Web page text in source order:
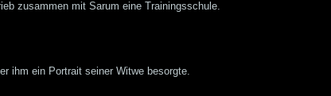
zusammen mit Sarum eine Trainingsschule.
ihm ein Portrait seiner Witwe besorgte.